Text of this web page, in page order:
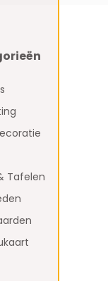
Tafelen